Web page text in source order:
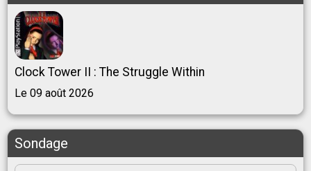
Clock Tower II : The Struggle Within
Le 09 août 2026
Sondage